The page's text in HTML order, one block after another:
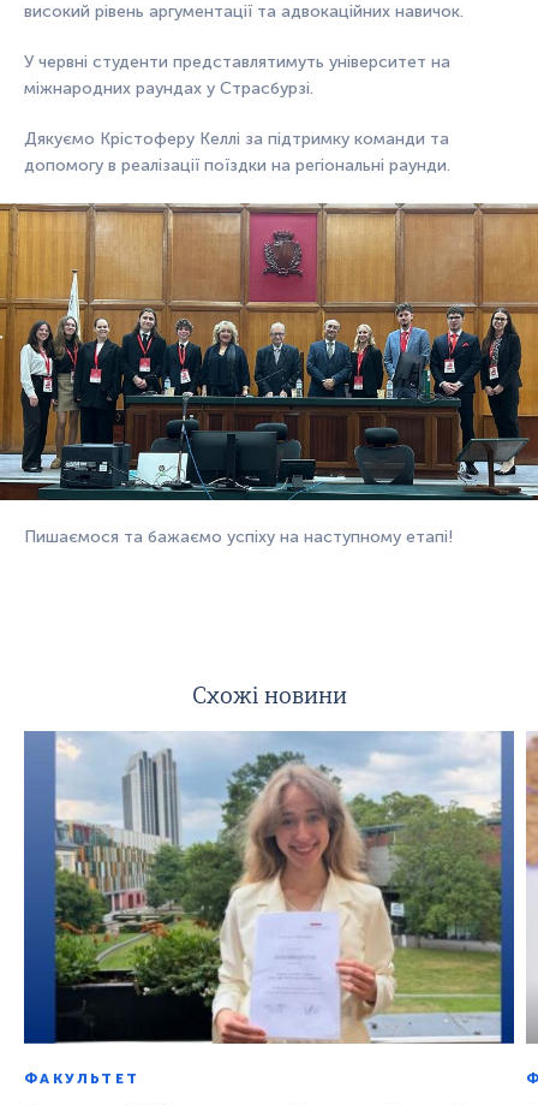
високий рівень аргументації та адвокаційних навичок.
У червні студенти представлятимуть університет на
міжнародних раундах у Страсбурзі.
Дякуємо Крістоферу Келлі за підтримку команди та
допомогу в реалізації поїздки на регіональні раунди.
Пишаємося та бажаємо успіху на наступному етапі!
Схожі новини
ФАКУЛЬТЕТ